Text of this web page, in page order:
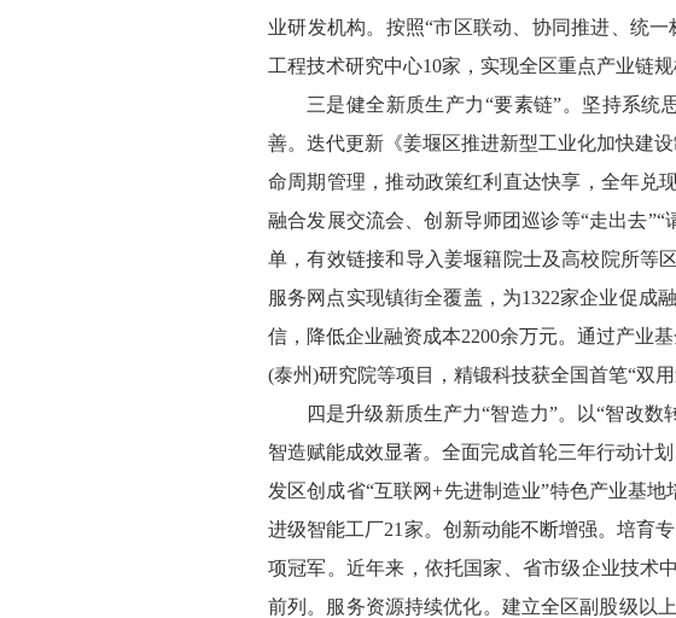
业研发机构。按照“市区联动、协同推进、统
工程技术研究中心10家，实现全区重点产业链
三是健全新质生产力“要素链”。坚持系
善。迭代更新《姜堰区推进新型工业化加快建
命周期管理，推动政策红利直达快享，全年兑
融合发展交流会、创新导师团巡诊等“走出去
单，有效链接和导入姜堰籍院士及高校院所等
服务网点实现镇街全覆盖，为1322家企业促成
信，降低企业融资成本2200余万元。通过产业
(泰州)研究院等项目，精锻科技获全国首笔“双
四是升级新质生产力“智造力”。以“智改
智造赋能成效显著。全面完成首轮三年行动计
发区创成省“互联网+先进制造业”特色产业基
进级智能工厂21家。创新动能不断增强。培育
项冠军。近年来，依托国家、省市级企业技术
前列。服务资源持续优化。建立全区副股级以